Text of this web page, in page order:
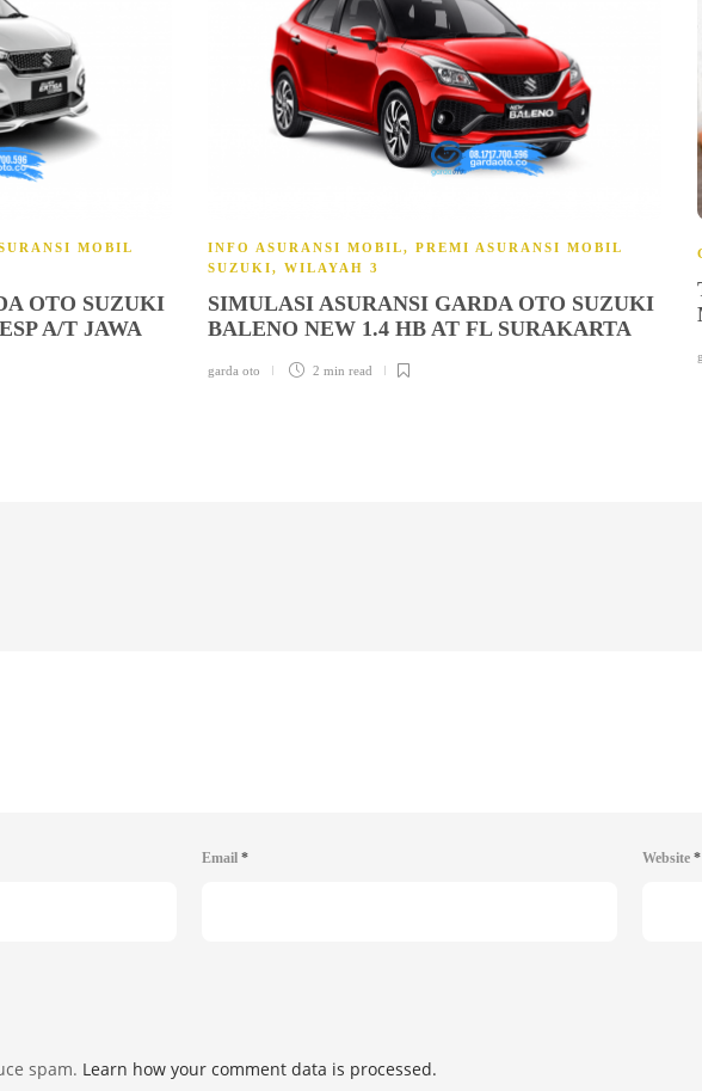
MOBIL
OTO SUZUKI
A/T JAWA
INFO ASURANSI MOBIL, PREMI ASURANSI MOBIL
SUZUKI, WILAYAH 3
SIMULASI ASURANSI GARDA OTO SUZUKI
BALENO NEW 1.4 HB AT FL SURAKARTA
garda oto 2 min read
Email * Website *
spam. Learn how your comment data is processed.